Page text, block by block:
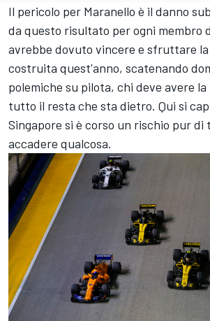
Il pericolo per Maranello è il danno
da questo risultato per ogni membro
avrebbe dovuto vincere e sfruttare
costruita quest'anno, scatenando
polemiche su pilota, chi deve avere la
tutto il resta che sta dietro. Qui si
Singapore si è corso un rischio pur
accadere qualcosa.